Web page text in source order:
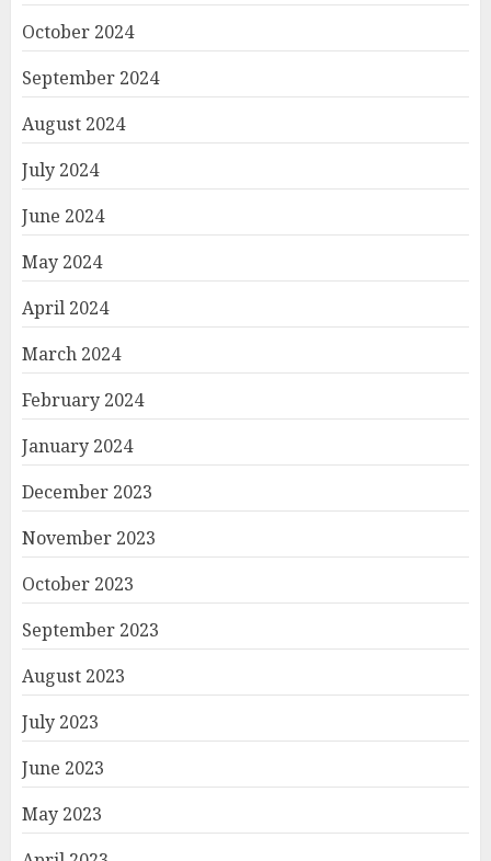
October 2024
September 2024
August 2024
July 2024
June 2024
May 2024
April 2024
March 2024
February 2024
January 2024
December 2023
November 2023
October 2023
September 2023
August 2023
July 2023
June 2023
May 2023